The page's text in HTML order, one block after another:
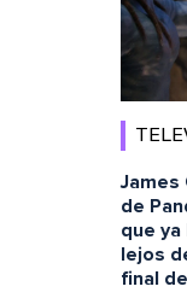
James
de
que
lejos
final